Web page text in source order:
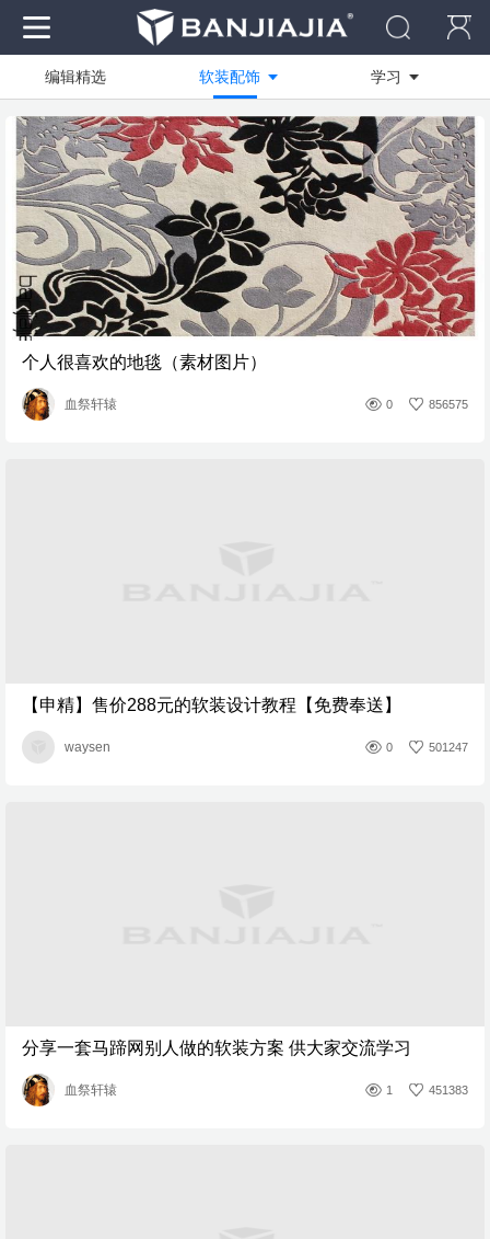
编辑精选 软装配饰 学习
作品
资料
社区
电脑
全部
商业快速
写实渲染
临摹作品
学员作品
全部
技能方向
绘图软件
设计创作
装修工艺
个人很喜欢的地毯（素材图片）
血祭轩辕 0 856575
【申精】售价288元的软装设计教程【免费奉送】
waysen 0 501247
分享一套马蹄网别人做的软装方案 供大家交流学习
血祭轩辕 1 451383